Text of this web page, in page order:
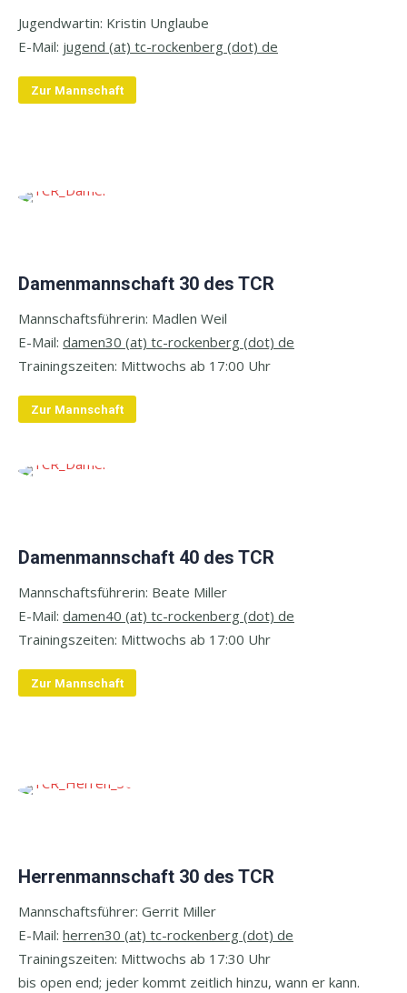
Jugendwartin: Kristin Unglaube
E-Mail: jugend (at) tc-rockenberg (dot) de
Zur Mannschaft
Damenmannschaft 30 des TCR
Mannschaftsführerin: Madlen Weil
E-Mail: damen30 (at) tc-rockenberg (dot) de
Trainingszeiten: Mittwochs ab 17:00 Uhr
Zur Mannschaft
Damenmannschaft 40 des TCR
Mannschaftsführerin: Beate Miller
E-Mail: damen40 (at) tc-rockenberg (dot) de
Trainingszeiten: Mittwochs ab 17:00 Uhr
Zur Mannschaft
Herrenmannschaft 30 des TCR
Mannschaftsführer: Gerrit Miller
E-Mail: herren30 (at) tc-rockenberg (dot) de
Trainingszeiten: Mittwochs ab 17:30 Uhr
bis open end; jeder kommt zeitlich hinzu, wann er kann.